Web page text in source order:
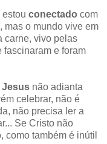
estou conectado com
mas o mundo vive em
carne, vivo pelas
fascinaram e foram
Jesus não adianta
celebrar, não é
não precisa ler a
Se Cristo não
como também é inútil